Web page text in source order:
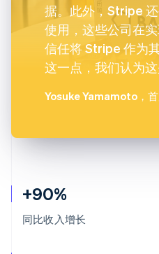
+90%
同比收入增长
据。此外，Stripe
使用，这些公司在
信任将 Stripe 作为
这一点，我们认为这
Yosuke Yamamoto ，